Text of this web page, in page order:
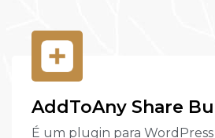
AddToAny Share
É um plugin para